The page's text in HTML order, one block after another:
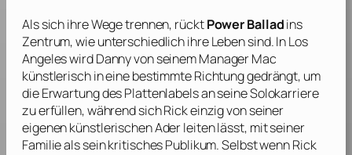
Als sich ihre Wege trennen, rücktPower Balladins
Zentrum, wie unterschiedlich ihre Leben sind. In Los
Angeles wird Danny von seinem Manager Mac
künstlerisch in eine bestimmte Richtung gedrängt, um
die Erwartung des Plattenlabels an seine Solokarriere
zu erfüllen, während sich Rick einzig von seiner
eigenen künstlerischen Ader leiten lässt, mit seiner
Familie als sein kritisches Publikum. Selbst wenn Rick